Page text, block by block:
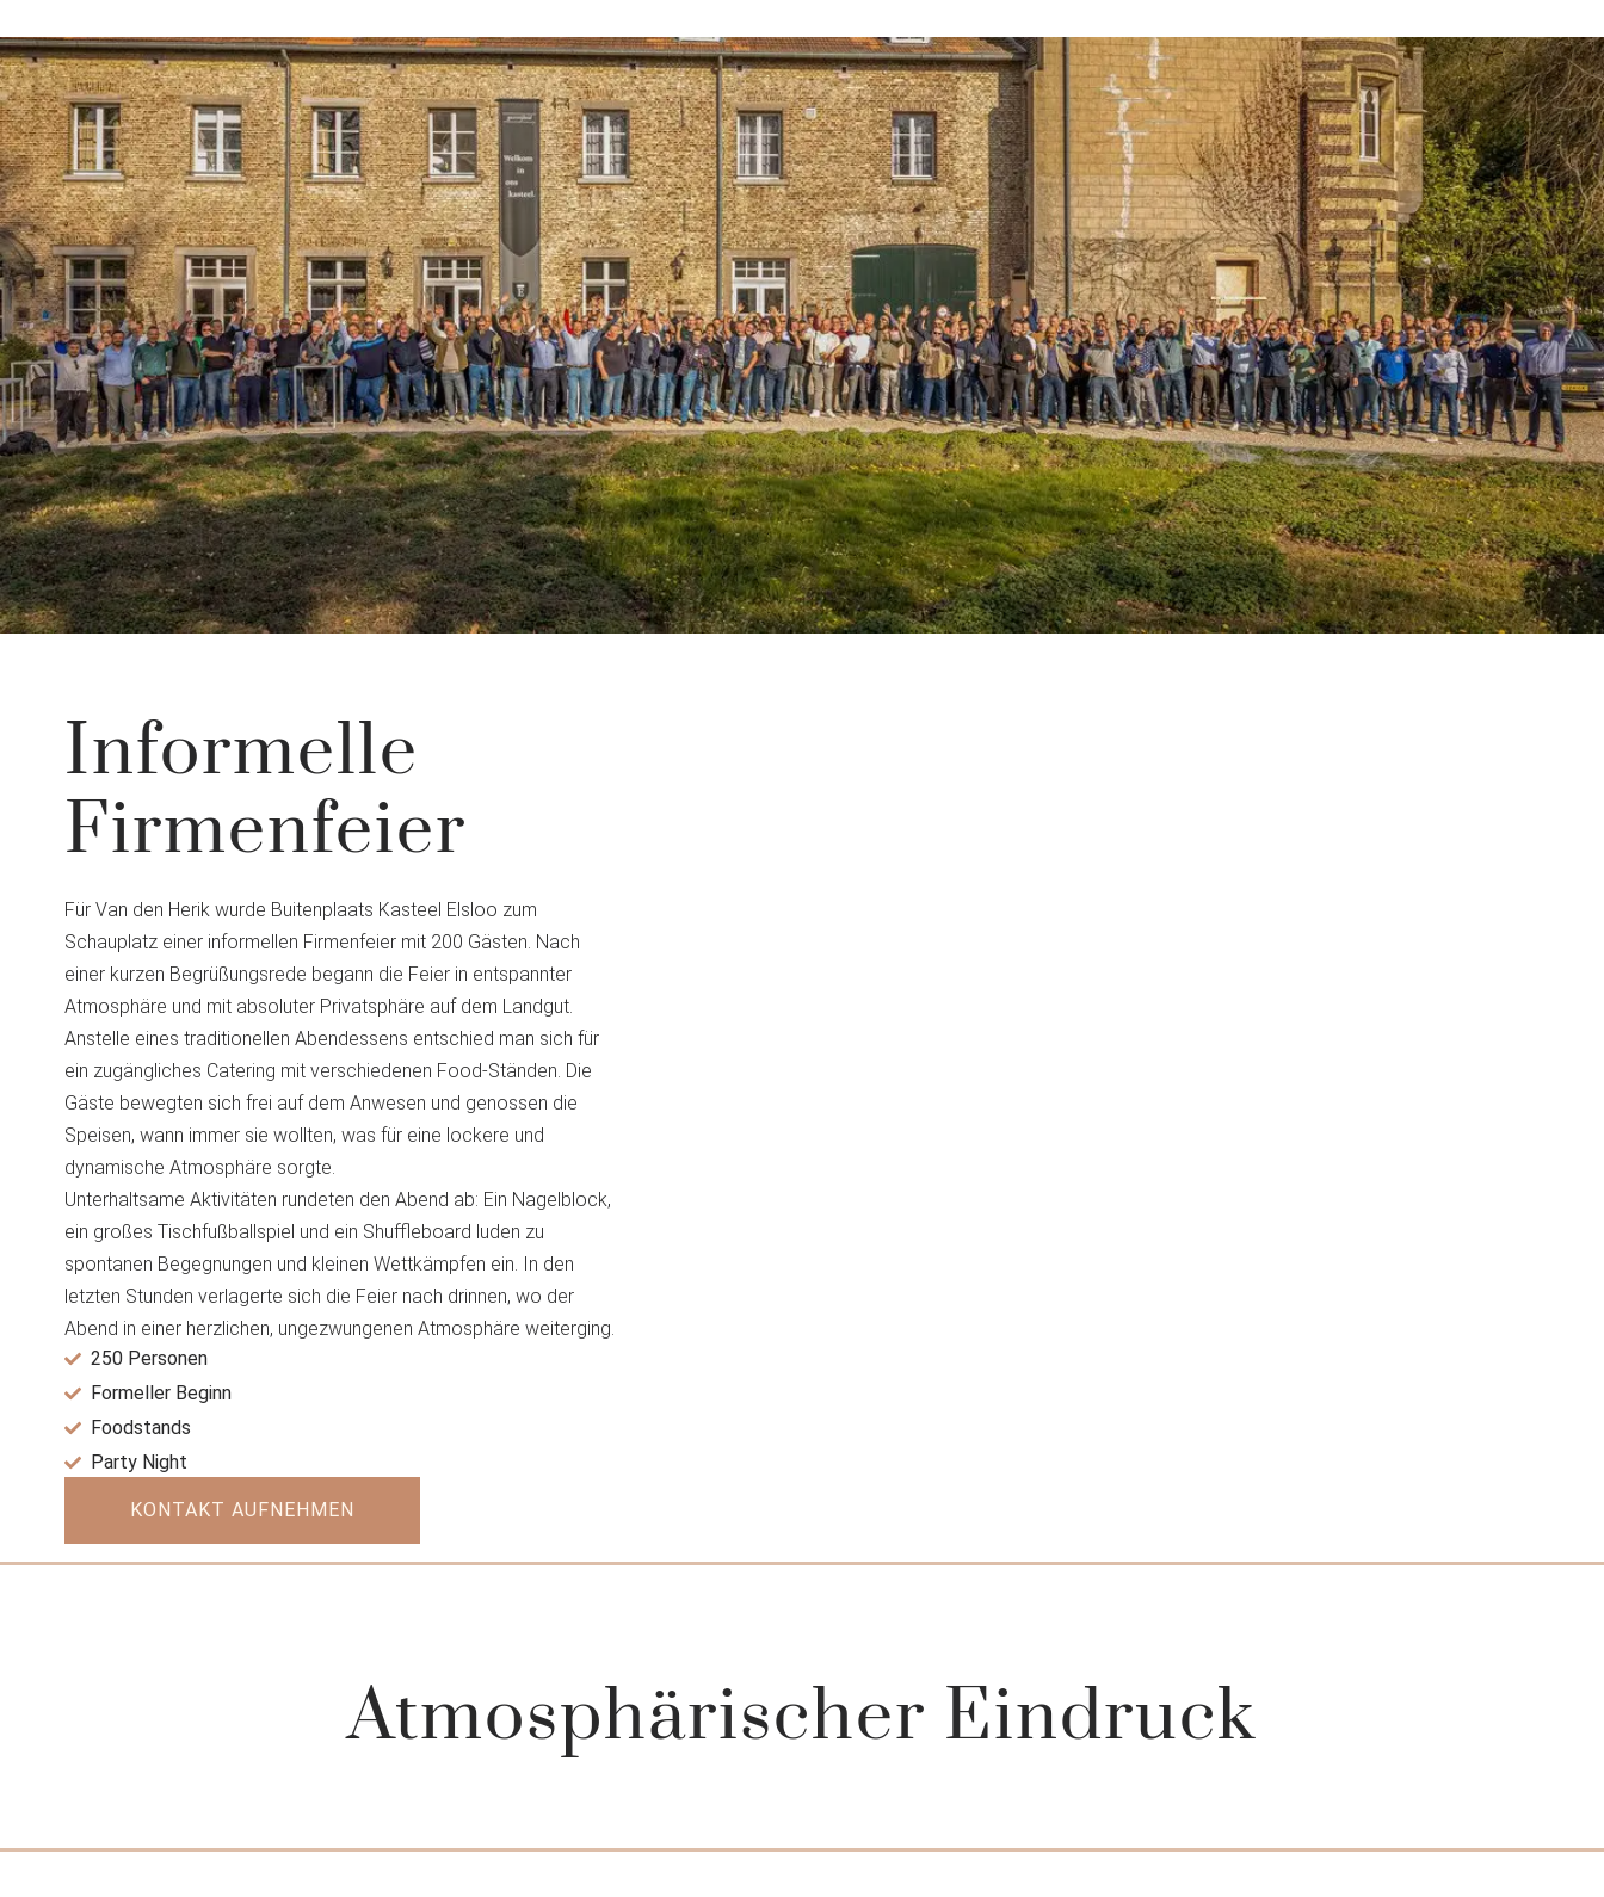
Informelle
Firmenfeier
Für Van den Herik wurde Buitenplaats Kasteel Elsloo zum
Schauplatz einer informellen Firmenfeier mit 200 Gästen. Nach
einer kurzen Begrüßungsrede begann die Feier in entspannter
Atmosphäre und mit absoluter Privatsphäre auf dem Landgut.
Anstelle eines traditionellen Abendessens entschied man sich für
ein zugängliches Catering mit verschiedenen Food-Ständen. Die
Gäste bewegten sich frei auf dem Anwesen und genossen die
Speisen, wann immer sie wollten, was für eine lockere und
dynamische Atmosphäre sorgte.
Unterhaltsame Aktivitäten rundeten den Abend ab: Ein Nagelblock,
ein großes Tischfußballspiel und ein Shuffleboard luden zu
spontanen Begegnungen und kleinen Wettkämpfen ein. In den
letzten Stunden verlagerte sich die Feier nach drinnen, wo der
Abend in einer herzlichen, ungezwungenen Atmosphäre weiterging.
250 Personen
Formeller Beginn
Foodstands
Party Night
KONTAKT AUFNEHMEN
Atmosphärischer Eindruck